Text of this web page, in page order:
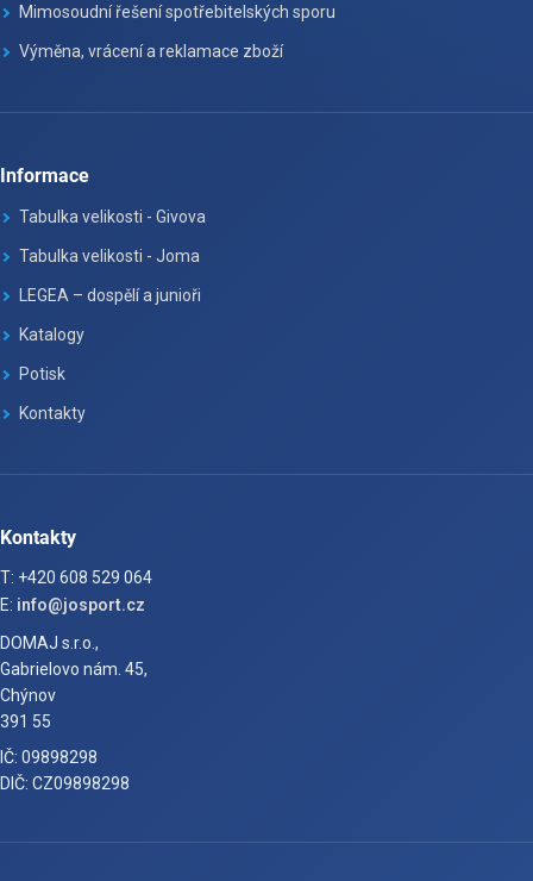
Mimosoudní řešení spotřebitelských sporu
Výměna, vrácení a reklamace zboží
Informace
Tabulka velikosti - Givova
Tabulka velikosti - Joma
LEGEA – dospělí a junioři
Katalogy
Potisk
Kontakty
Kontakty
T: +420 608 529 064
E: info@josport.cz
DOMAJ s.r.o.,
Gabrielovo nám. 45,
Chýnov
391 55
IČ: 09898298
DIČ: CZ09898298